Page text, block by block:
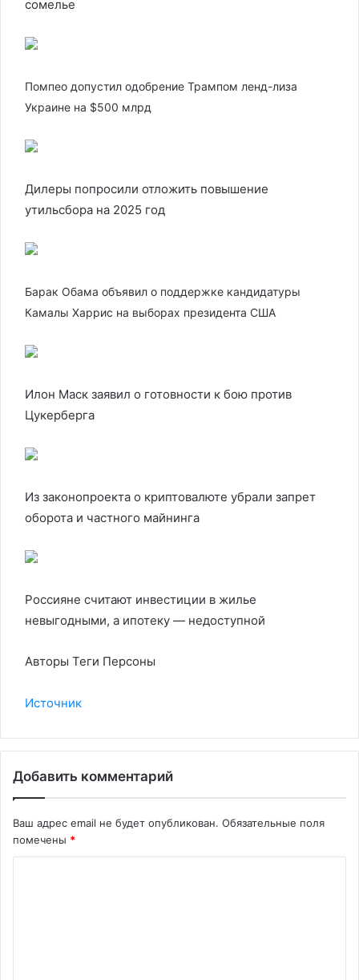
сомелье
Помпео допустил одобрение Трампом ленд-лиза
Украине на $500 млрд
Дилеры попросили отложить повышение
утильсбора на 2025 год
Барак Обама объявил о поддержке кандидатуры
Камалы Харрис на выборах президента США
Илон Маск заявил о готовности к бою против
Цукерберга
Из законопроекта о криптовалюте убрали запрет
оборота и частного майнинга
Россияне считают инвестиции в жилье
невыгодными, а ипотеку — недоступной
Авторы Теги Персоны
Источник
Добавить комментарий
Ваш адрес email не будет опубликован. Обязательные поля
помечены *